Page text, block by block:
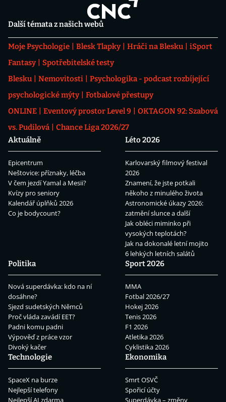
Další témata z našich webů
Moje Psychologie Blesk Tlapky Hráči na Blesku
iSport
Fantasy
Spotřebitelské testy
Blesku
Nemovitosti
Psychologika - podcast rozbíjející
psychologické mýty
Fotbalové přestupy
ONLINE
Eventový prostor Level 9
OKTAGON 92: Szabová
vs. Pudilová
Chance Liga 2026/27
Aktuálně
Epicentrum
Neštovice: příznaky, léčba
V čem jezdí Yamal a Mesii?
Kvízy pro seniory
Kalendář úplňků 2026
Co je bodycount?
Léto 2026
Karlovarský filmový festival
2026
Znamení, že jste potkali
někoho z minulého života
Astronomické úkazy 2026:
zatmění slunce a další
Jak obléci miminko při
vysokých teplotách?
Jak na dokonalé letní mojito
6 lehkých letních salátů
Politika
Nová superdávka: kdo na ní
dosáhne?
Sjezd sudetských Němců
Proč vláda zavádí EET?
Padni komu padni
Výpověď z práce vzor
Divoký kačer
Sport 2026
MMA
Fotbal 2026/27
Hokej 2026
Tenis 2026
F1 2026
Atletika 2026
Cyklistika 2026
Technologie
SpaceX na burze
Nejlepší telefony
Nejlepší AI zdarma
Ekonomika
Smrt OSVČ
Spořicí účty
Superdávka – změny